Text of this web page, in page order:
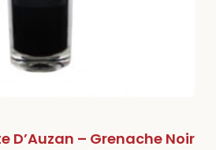
D’Auzan – Grenache Noir